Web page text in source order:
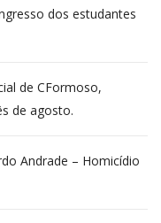
dos estudantes
de CFormoso,
de agosto.
Andrade – Homicídio